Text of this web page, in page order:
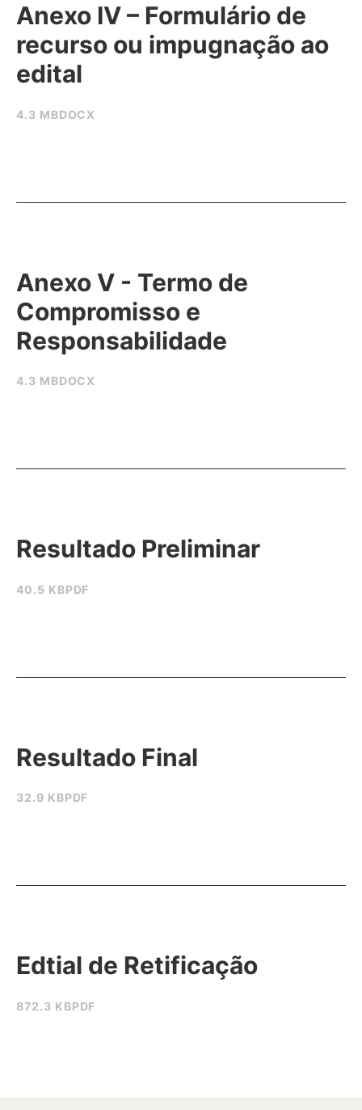
4.3 MBDOCX
Anexo IV – Formulário de
recurso ou impugnação ao
edital
4.3 MBDOCX
Anexo V - Termo de
Compromisso e
Responsabilidade
40.5 KBPDF
Resultado Preliminar
32.9 KBPDF
Resultado Final
872.3 KBPDF
Edtial de Retificação